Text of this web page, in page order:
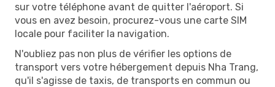
sur votre téléphone avant de quitter l'aéroport. Si
vous en avez besoin, procurez-vous une carte SIM
locale pour faciliter la navigation.
N'oubliez pas non plus de vérifier les options de
transport vers votre hébergement depuis Nha Trang,
qu'il s'agisse de taxis, de transports en commun ou